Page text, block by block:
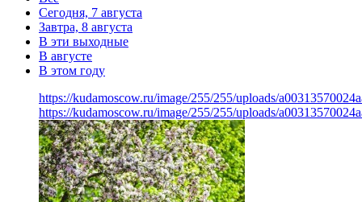
Сегодня, 7 августа
Завтра, 8 августа
В эти выходные
В августе
В этом году
https://kudamoscow.ru/image/255/255/uploads/
https://kudamoscow.ru/image/255/255/uploads/